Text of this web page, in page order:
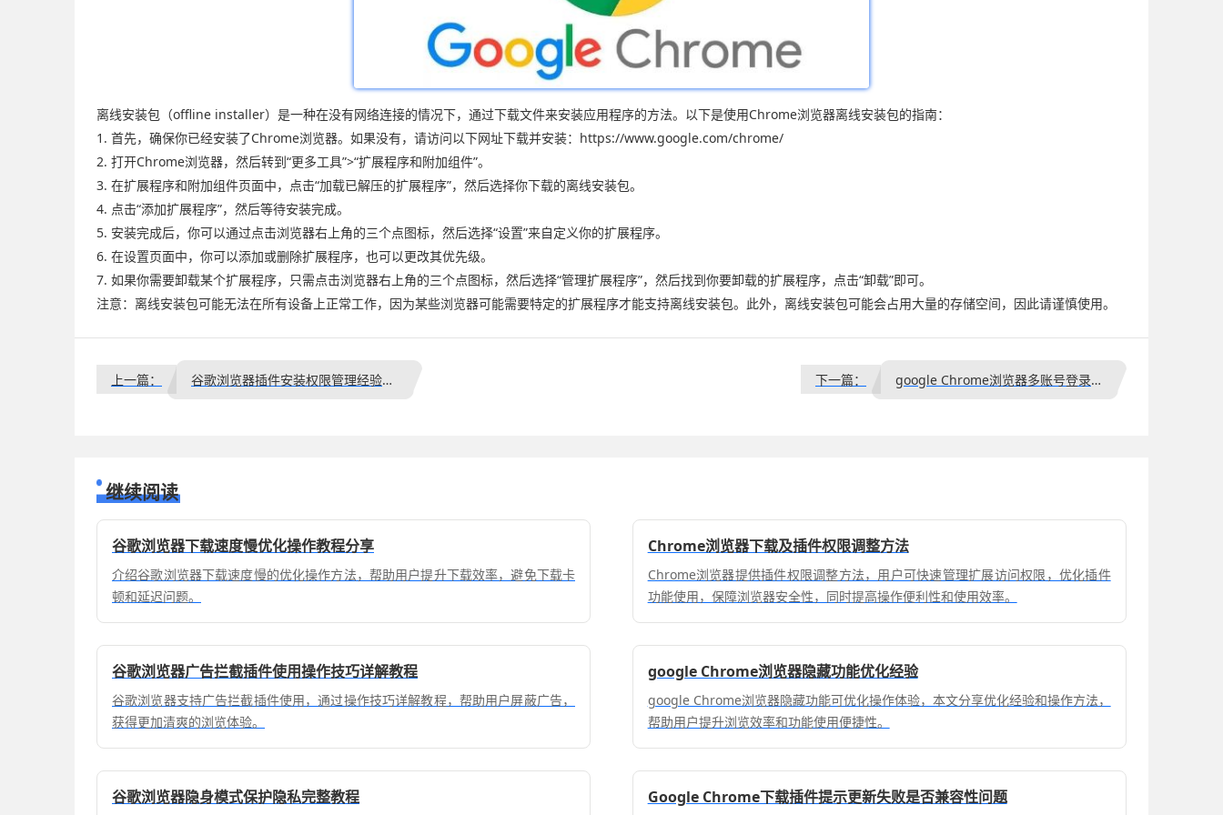
离线安装包（offline installer）是一种在没有网络连接的情况下，通过下载文件来安装应用程序的方法。以下是使用Chrome浏览器离线安装包的指南：
1. 首先，确保你已经安装了Chrome浏览器。如果没有，请访问以下网址下载并安装：https://www.google.com/chrome/
2. 打开Chrome浏览器，然后转到“更多工具”>“扩展程序和附加组件”。
3. 在扩展程序和附加组件页面中，点击“加载已解压的扩展程序”，然后选择你下载的离线安装包。
4. 点击“添加扩展程序”，然后等待安装完成。
5. 安装完成后，你可以通过点击浏览器右上角的三个点图标，然后选择“设置”来自定义你的扩展程序。
6. 在设置页面中，你可以添加或删除扩展程序，也可以更改其优先级。
7. 如果你需要卸载某个扩展程序，只需点击浏览器右上角的三个点图标，然后选择“管理扩展程序”，然后找到你要卸载的扩展程序，点击“卸载”即可。
注意：离线安装包可能无法在所有设备上正常工作，因为某些浏览器可能需要特定的扩展程序才能支持离线安装包。此外，离线安装包可能会占用大量的存储空间，因此请谨慎使用。
上一篇： 谷歌浏览器插件安装权限管理经验分享教程 下一篇： google Chrome浏览器多账号登录操作指南
继续阅读
谷歌浏览器下载速度慢优化操作教程分享
介绍谷歌浏览器下载速度慢的优化操作方法，帮助用户提升下载效率，避免下载卡
顿和延迟问题。
Chrome浏览器下载及插件权限调整方法
Chrome浏览器提供插件权限调整方法，用户可快速管理扩展访问权限，优化插件
功能使用，保障浏览器安全性，同时提高操作便利性和使用效率。
谷歌浏览器广告拦截插件使用操作技巧详解教程
谷歌浏览器支持广告拦截插件使用，通过操作技巧详解教程，帮助用户屏蔽广告，
获得更加清爽的浏览体验。
google Chrome浏览器隐藏功能优化经验
google Chrome浏览器隐藏功能可优化操作体验，本文分享优化经验和操作方法，
帮助用户提升浏览效率和功能使用便捷性。
谷歌浏览器隐身模式保护隐私完整教程 Google Chrome下载插件提示更新失败是否兼容性问题